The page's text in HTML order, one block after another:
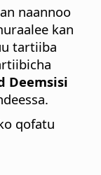
naannoo
kan
tartiiba
Deemsisi
qofatu